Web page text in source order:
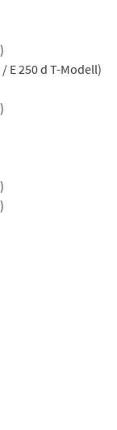
/ E 250 d T-Modell)